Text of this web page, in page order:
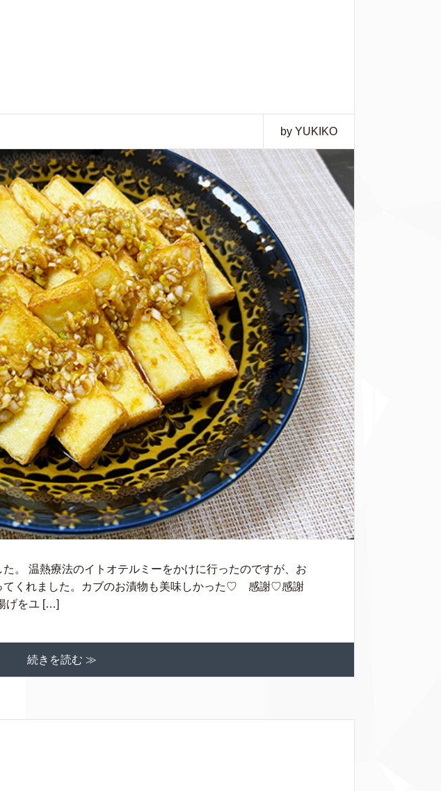
by YUKIKO
。 温熱療法のイトオテルミーをかけに行ったのですが、お
てくれました。カブのお漬物も美味しかった♡ 感謝♡感謝
げをユ […]
続きを読む ≫